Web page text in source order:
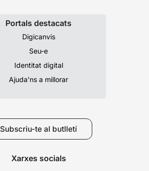
Portals destacats
Digicanvis
Seu-e
Identitat digital
Ajuda’ns a millorar
Subscriu-te al butlletí
Xarxes socials